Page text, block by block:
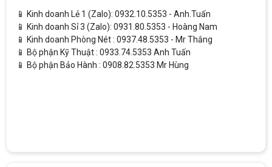
📱 Kinh doanh Lẻ 1 (Zalo): 0932.10.5353 - Anh.Tuấn
📱 Kinh doanh Sỉ 3 (Zalo): 0931.80.5353 - Hoàng Nam
📱 Kinh doanh Phòng Nét : 0937.48.5353 - Mr Thắng
📱 Bộ phận Kỹ Thuật : 0933.74.5353 Anh Tuấn
📱 Bộ phận Bảo Hành : 0908.82.5353 Mr Hùng